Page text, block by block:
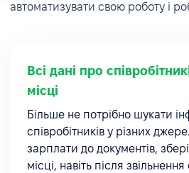
автоматизувати свою роботу і
Всі дані про
місці
Більше не потрібно шукати
співробітників у різних
зарплати до документів,
місці, навіть після